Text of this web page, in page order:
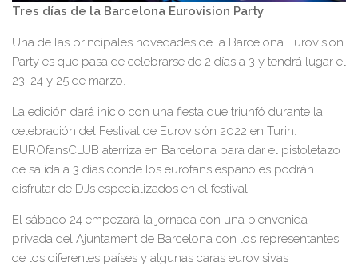
Tres días de la Barcelona Eurovision Party
Una de las principales novedades de la Barcelona Eurovision
Party es que pasa de celebrarse de 2 días a 3 y tendrá lugar el
23, 24 y 25 de marzo.
La edición dará inicio con una fiesta que triunfó durante la
celebración del Festival de Eurovisión 2022 en Turin.
EUROfansCLUB aterriza en Barcelona para dar el pistoletazo
de salida a 3 días donde los eurofans españoles podrán
disfrutar de DJs especializados en el festival.
El sábado 24 empezará la jornada con una bienvenida
privada del Ajuntament de Barcelona con los representantes
de los diferentes países y algunas caras eurovisivas